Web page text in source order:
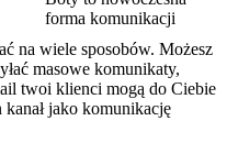
forma komunikacji
na wiele sposobów. Możesz
masowe komunikaty,
twoi klienci mogą do Ciebie
jako komunikację